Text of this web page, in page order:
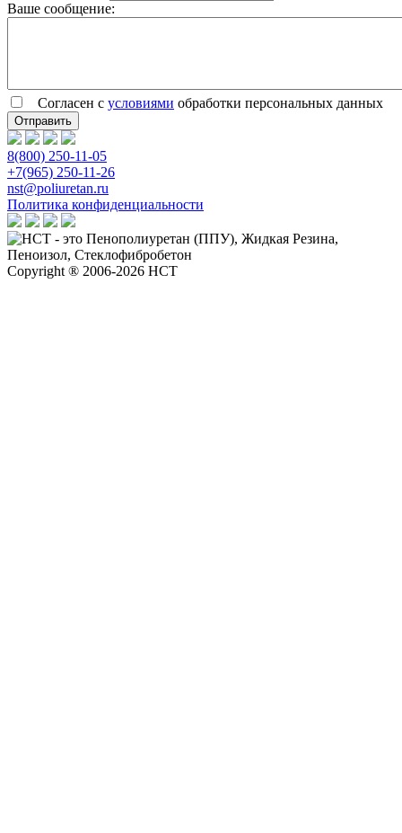
Ваше сообщение:
Согласен с условиями обработки персональных данных
8(800) 250-11-05
+7(965) 250-11-26
nst@poliuretan.ru
Политика конфиденциальности
Copyright ® 2006-2026 НСТ